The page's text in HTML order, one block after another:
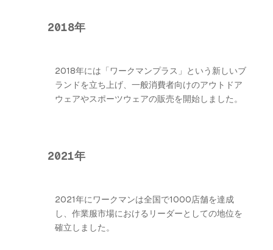
2018年
2018年には「ワークマンプラス」という新しいブ
ランドを立ち上げ、一般消費者向けのアウトドア
ウェアやスポーツウェアの販売を開始しました。
2021年
2021年にワークマンは全国で1000店舗を達成
し、作業服市場におけるリーダーとしての地位を
確立しました。